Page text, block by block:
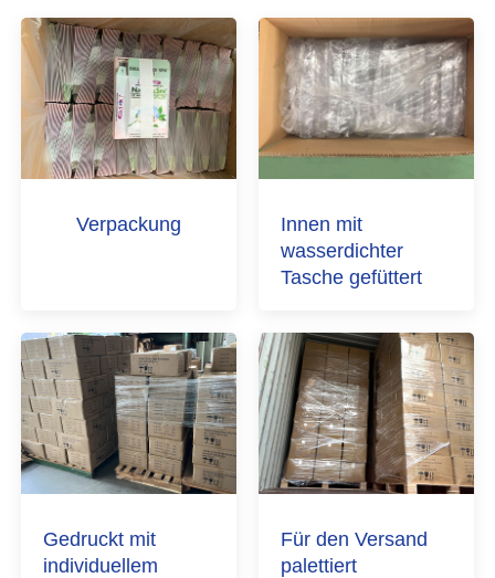
Verpackung
Innen mit
wasserdichter
Tasche gefüttert
Gedruckt mit
individuellem
Für den Versand
palettiert